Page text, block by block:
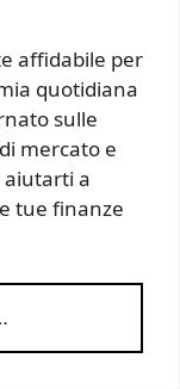
affidabile per
quotidiana
sulle
mercato e
aiutarti a
tue finanze